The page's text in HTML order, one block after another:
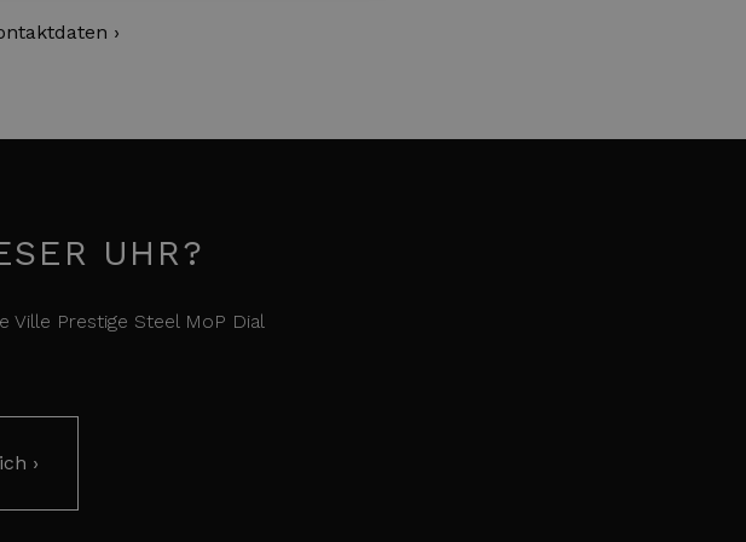
›
UHR?
Ville Prestige Steel MoP Dial
›